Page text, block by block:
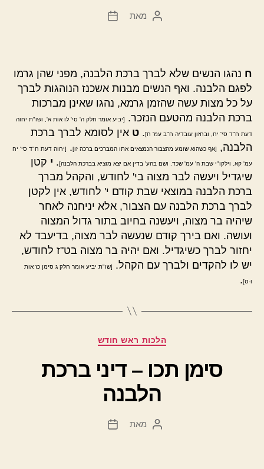
המחבר
מאת
תאריך
ח נהגו הנשים שלא לברך ברכת הלבנה, מפני שהן גרמו
לפגם הלבנה. ואף הנשים מבנות אשכנז הנוהגות לברך
על כל מצות עשה שהזמן גרמא, נהגו שאינן מברכות
ברכת הלבנה מהטעם הנזכר.
[יביע אומר חלק ה' סי' לו אות א', ושו"ת יחוה
דעת ח"ד סי' יח, ובחזון עובדיה ח"ב עמ' ח]. ט אין לסומא לברך ברכת
הלבנה,
[אף כשהוא שומע מהצבור הנמצאים אתו המברכים ברכה זו]. [יחוה דעת ח"ד סי' יח
עמ' קא. וילקו"י שבת ה' עמ' שכד. ושם בהע' בדין אם יצא מוציא בברכת הלבנה]. י קטן
שיגדיל ויעשה לבר מצוה בי' לחודש, והקהל מברך
ברכת הלבנה במוצאי שבת קודם י' לחודש, אין לקטן
לברך ברכת הלבנה עם הצבור, אלא יניחנה לאחר
שיהיה בר מצוה, ויעשנה בחיוב בתור גדול המצוה
ועושה. ואם בירך קודם שנעשה לבר מצוה, בדיעבד לא
יחזור לברך כשיגדיל. ואם יהיה בר מצוה בט"ז לחודש,
יש לו להקדים ולברך עם הקהל.
[שו"ת יביע אומר חלק ג סימן כז אות
ו-ט].
קטגוריות
הלכות ראש חודש
סימן תכו – דיני ברכת
הלבנה
המחבר
מאת
תאריך